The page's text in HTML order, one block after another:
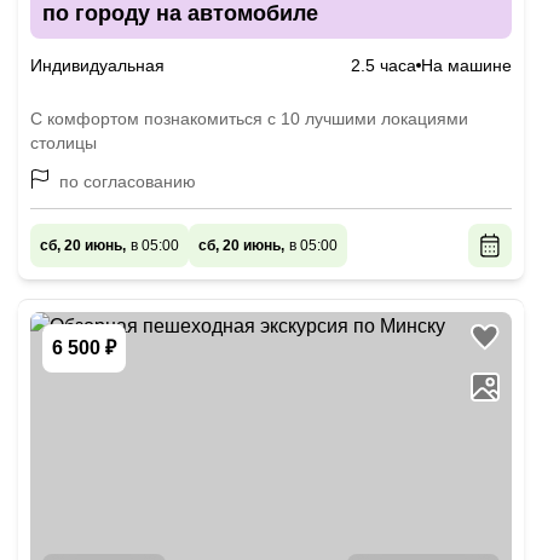
по городу на автомобиле
Индивидуальная 2.5 часа На машине
С комфортом познакомиться с 10 лучшими локациями
столицы
по согласованию
сб, 20 июнь, в 05:00 сб, 20 июнь, в 05:00
6 500 ₽